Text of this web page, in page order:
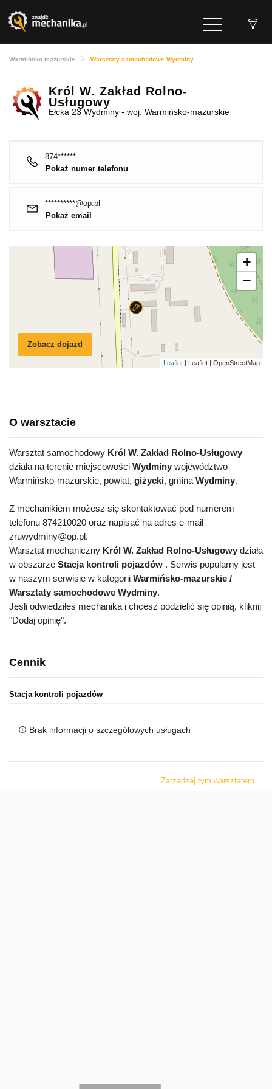
Warmińsko-mazurskie Warsztaty samochodowe Wydminy
Król W. Zakład Rolno-
Usługowy
Ełcka 23 Wydminy - woj. Warmińsko-mazurskie
874******
Pokaż numer telefonu
**********@op.pl
Pokaż email
Zobacz dojazd
+
−
Leaflet | Leaflet | OpenStreetMap
O warsztacie
Warsztat samochodowy Król W. Zakład Rolno-Usługowy
działa na terenie miejscowości Wydminy województwo
Warmińsko-mazurskie, powiat, giżycki, gmina Wydminy.
Z mechanikiem możesz się skontaktować pod numerem
telefonu 874210020 oraz napisać na adres e-mail
zruwydminy@op.pl.
Warsztat mechaniczny Król W. Zakład Rolno-Usługowy działa
w obszarze Stacja kontroli pojazdów . Serwis popularny jest
w naszym serwisie w kategorii Warmińsko-mazurskie /
Warsztaty samochodowe Wydminy.
Jeśli odwiedziłeś mechanika i chcesz podzielić się opinią, kliknij
"Dodaj opinię".
Cennik
Stacja kontroli pojazdów
Brak informacji o szczegółowych usługach
Zarządzaj tym warsztatem